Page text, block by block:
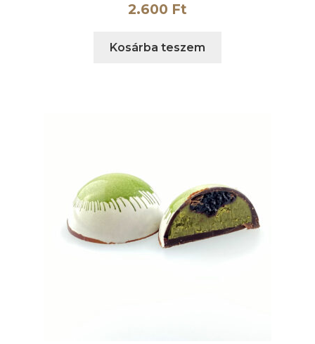
2.600 Ft
Kosárba teszem